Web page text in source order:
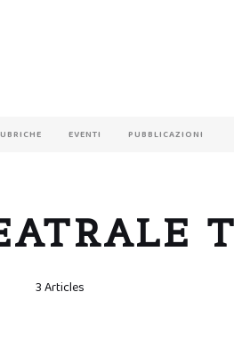
EVENTI PUBBLICAZIONI
3 Articles